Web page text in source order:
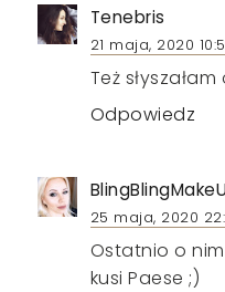
Tenebris
21 maja, 2020
Też
Odpowiedz
25 maja, 2020
Ostatnio o
kusi Paese ;)